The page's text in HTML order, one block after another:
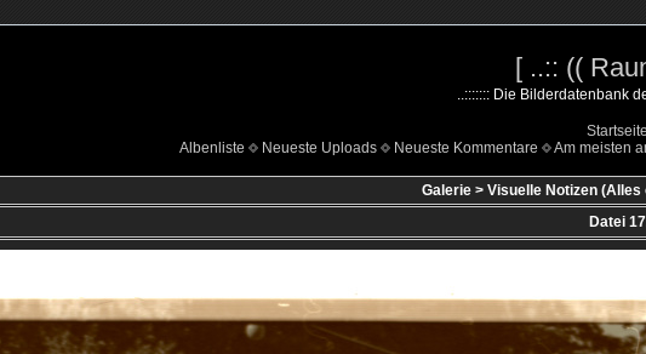
[ ..:: ((
..::::::: Die Bilderdatenbank
Startseite
Albenliste
Neueste Uploads Neueste Kommentare Am meisten
Galerie> Visuelle Notizen (Alles
Datei